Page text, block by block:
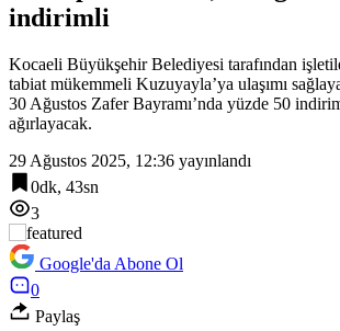
16:30
indirimli
Kocaeli Büyükşehir Belediyesi tarafından
tabiat mükemmeli Kuzuyayla’ya ulaşımı
30 Ağustos Zafer Bayramı’nda yüzde 50
ağırlayacak.
29 Ağustos 2025, 12:36 yayınlandı
0dk, 43sn
3
Google'da Abone Ol
0
Paylaş